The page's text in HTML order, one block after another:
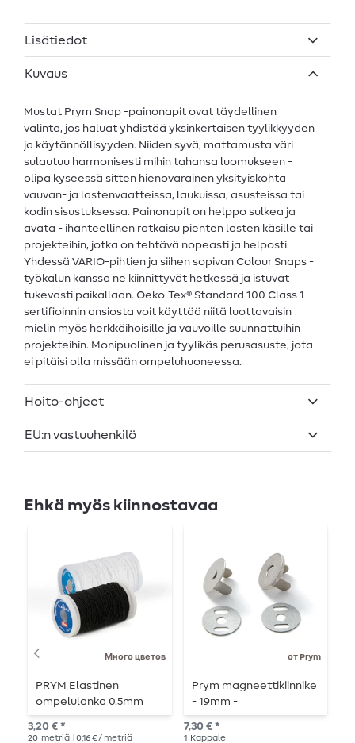
Lisätiedot
Kuvaus
Mustat Prym Snap -painonapit ovat täydellinen
valinta, jos haluat yhdistää yksinkertaisen tyylikkyyden
ja käytännöllisyyden. Niiden syvä, mattamusta väri
sulautuu harmonisesti mihin tahansa luomukseen -
olipa kyseessä sitten hienovarainen yksityiskohta
vauvan- ja lastenvaatteissa, laukuissa, asusteissa tai
kodin sisustuksessa. Painonapit on helppo sulkea ja
avata - ihanteellinen ratkaisu pienten lasten käsille tai
projekteihin, jotka on tehtävä nopeasti ja helposti.
Yhdessä VARIO-pihtien ja siihen sopivan Colour Snaps -
työkalun kanssa ne kiinnittyvät hetkessä ja istuvat
tukevasti paikallaan. Oeko-Tex® Standard 100 Class 1 -
sertifioinnin ansiosta voit käyttää niitä luottavaisin
mielin myös herkkäihoisille ja vauvoille suunnattuihin
projekteihin. Monipuolinen ja tyylikäs perusasuste, jota
ei pitäisi olla missään ompeluhuoneessa.
Hoito-ohjeet
EU:n vastuuhenkilö
Ehkä myös kiinnostavaa
Много цветов
PRYM Elastinen
ompelulanka 0.5mm
3,20 € *
20 metriä | 0,16 € / metriä
от Prym
Prym magneettikiinnike
- 19mm -
hopeanvärinen - 1 kpl
7,30 € *
1 Kappale